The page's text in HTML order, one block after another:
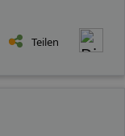
Teilen